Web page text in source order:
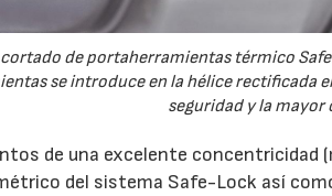
de portaherramientas térmico
se introduce en la hélice rectificada
seguridad y la
de una excelente concentricidad
del sistema Safe-Lock así